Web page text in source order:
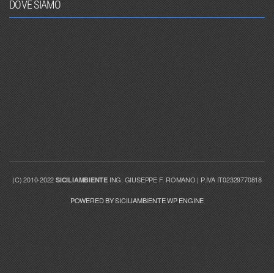
DOVE SIAMO
(C) 2010-2022SICILIAMBIENTEING. GIUSEPPE F. ROMANO | P.IVA IT02329770818
POWERED BY SICILIAMBIENTE WP ENGINE